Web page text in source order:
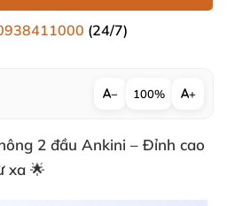
(24/7)
− 100% +
2 đầu Ankini – Đỉnh cao
xa 🌟